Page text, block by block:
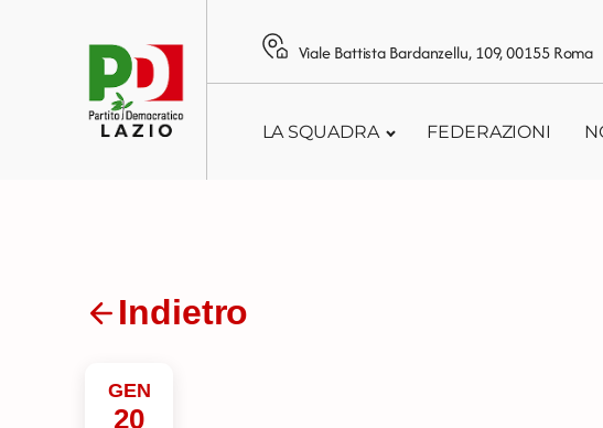
Viale Battista Bardanzellu, 109, 00155 Roma
LA SQUADRA FEDERAZIONI
Indietro
GEN
20